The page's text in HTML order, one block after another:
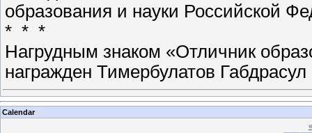
образования и науки Российской
* * *
Нагрудным знаком «Отличник
награжден Тимербулатов
Calendar
«